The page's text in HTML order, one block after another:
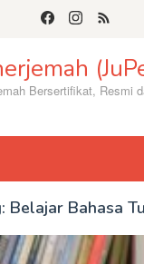
Bersertifikat, Resmi
Belajar Bahasa